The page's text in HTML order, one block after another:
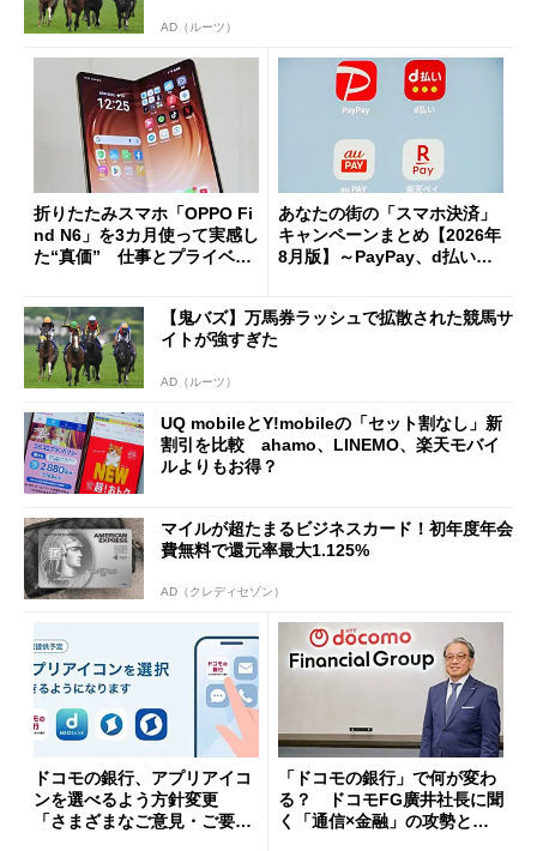
AD（ルーツ）
折りたたみスマホ「OPPO Fi
nd N6」を3カ月使って実感し
た“真価” 仕事とプライベー
あなたの街の「スマホ決済」
キャンペーンまとめ【2026年
8月版】～PayPay、d払い、a
【鬼バズ】万馬券ラッシュで拡散された競馬サ
イトが強すぎた
AD（ルーツ）
UQ mobileとY!mobileの「セット割なし」新
割引を比較 ahamo、LINEMO、楽天モバイ
ルよりもお得？
マイルが超たまるビジネスカード！初年度年会
費無料で還元率最大1.125%
AD（クレディセゾン）
ドコモの銀行、アプリアイコ
ンを選べるよう方針変更
「さまざまなご意見・ご要望
「ドコモの銀行」で何が変わ
る？ ドコモFG廣井社長に聞
く「通信×金融」の攻勢とグ